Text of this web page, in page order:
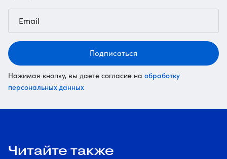
Подписаться
Нажимая кнопку, вы даете согласие на обработку
персональных данных
Читайте также